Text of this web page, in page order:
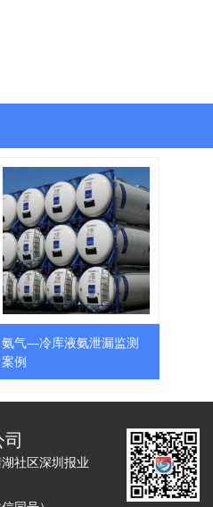
氨气—冷库液氨泄漏监测
案例
社区深圳报业